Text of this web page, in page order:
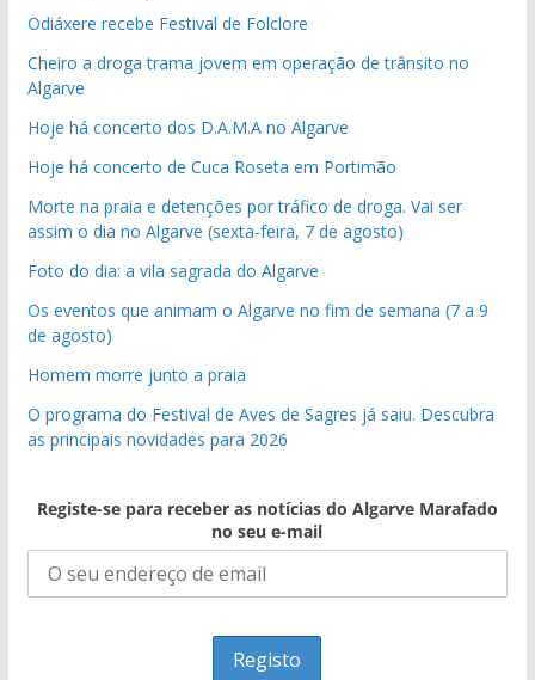
Odiáxere recebe Festival de Folclore
Cheiro a droga trama jovem em operação de trânsito no
Algarve
Hoje há concerto dos D.A.M.A no Algarve
Hoje há concerto de Cuca Roseta em Portimão
Morte na praia e detenções por tráfico de droga. Vai ser
assim o dia no Algarve (sexta-feira, 7 de agosto)
Foto do dia: a vila sagrada do Algarve
Os eventos que animam o Algarve no fim de semana (7 a 9
de agosto)
Homem morre junto a praia
O programa do Festival de Aves de Sagres já saiu. Descubra
as principais novidades para 2026
Registe-se para receber as notícias do Algarve Marafado
no seu e-mail